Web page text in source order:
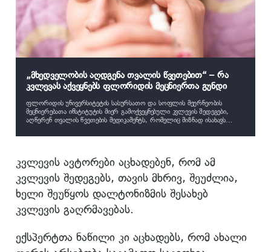
„მხედველობის აღდგენა თვალის წვეთებით“ – რა
კვლევას აქვეყნებს ფლორიდის მეცნიერთა გუნდი
ფლორიდის უნივერსიტეტის სასურსათო და სოფლის მეურნეობის
მეცნიერებათა ინსტიტუტის მიერ გამოქვეყნებული კვლევის შედეგები,
აღწერენ თვალის წვეთების მედიკამენტს, რომელიც მიზნად ისახავს
კვლევის ავტორები აცხადებენ, რომ ამ
კვლევის შედეგებს, თავის მხრივ, შეუძლია,
ხელი შეუწყოს დალტონიზმის შესახებ
კვლევის გაღრმავებას.
ექსპერტთა ნაწილი კი აცხადებს, რომ ახალი